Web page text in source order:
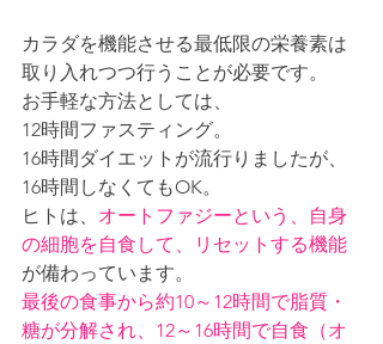
カラダを機能させる最低限の栄養素は
取り入れつつ行うことが必要です。
お手軽な方法としては、
12時間ファスティング。
16時間ダイエットが流行りましたが、
16時間しなくてもOK。
ヒトは、 オートファジーという、自身
の細胞を自食して、リセットする機能
が備わっています。
最後の食事から約10～12時間で脂質・
糖が分解され、12～16時間で自食（オ